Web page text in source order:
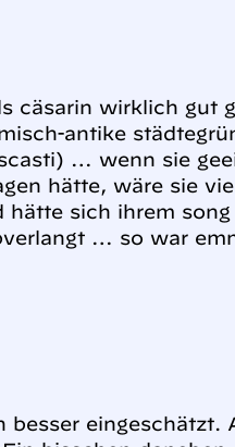
cäsarin wirklich gut
antike
… wenn sie
hätte, wäre sie
hätte sich ihrem
… so war
besser eingeschätzt.